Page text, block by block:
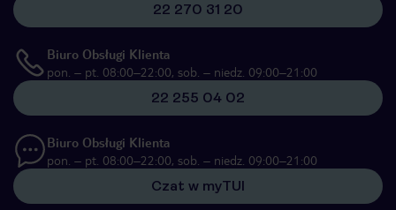
22 270 31 20
Biuro Obsługi Klienta
pon. – pt. 08:00–22:00, sob. – niedz. 09:00–21:00
22 255 04 02
Biuro Obsługi Klienta
pon. – pt. 08:00–22:00, sob. – niedz. 09:00–21:00
Czat w myTUI